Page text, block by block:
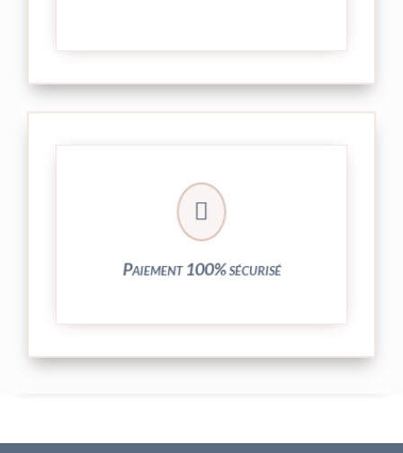

Paiement 100% sécurisé
Vos transactions par carte bancaire sont
entièrement sécurisées grâce au système
crypté de notre partenaire PayPlug.